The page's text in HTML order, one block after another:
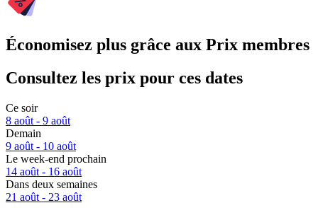
Économisez plus grâce aux Prix membres
Consultez les prix pour ces dates
Ce soir
8 août - 9 août
Demain
9 août - 10 août
Le week-end prochain
14 août - 16 août
Dans deux semaines
21 août - 23 août